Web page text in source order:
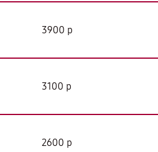
3900 р
3100 р
2600 р